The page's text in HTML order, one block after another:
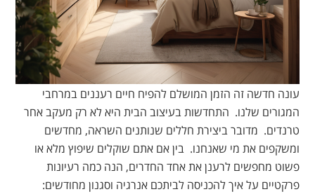
עונה חדשה זה הזמן המושלם להפיח חיים רעננים במרחבי
המגורים שלנו. התחדשות בעיצוב הבית היא לא רק מעקב אחר
טרנדים. מדובר ביצירת חללים שנותנים השראה, מחדשים
ומשקפים את מי שאנחנו. בין אם אתם שוקלים שיפוץ מלא או
פשוט מחפשים לרענן את אחד החדרים, הנה כמה רעיונות
פרקטיים על איך להכניסה לביתכם אנרגיה וסגנון מחודשים: